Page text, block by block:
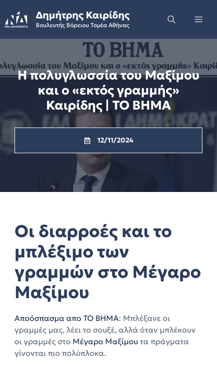
to
content
Δημήτρης Καιρίδης
Βουλευτής Βόρειου Τομέα Αθήνας
Η πολυγλωσσία του Μαξίμου
και ο «εκτός γραμμής»
Καιρίδης | ΤΟ ΒΗΜΑ
12/11/2024
Οι διαρροές και το
μπλέξιμο των
γραμμών στο Μέγαρο
Μαξίμου
Αποόσπασμα απο ΤΟ ΒΗΜΑ: Μπλέξανε οι
γραμμές μας, λέει το σουξέ, αλλά όταν μπλέκουν
οι γραμμές στο Μέγαρο Μαξίμου τα πράγματα
γίνονται πιο πολύπλοκα.